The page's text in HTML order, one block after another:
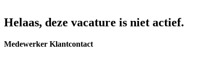
Helaas, deze vacature is niet actief.
Medewerker Klantcontact